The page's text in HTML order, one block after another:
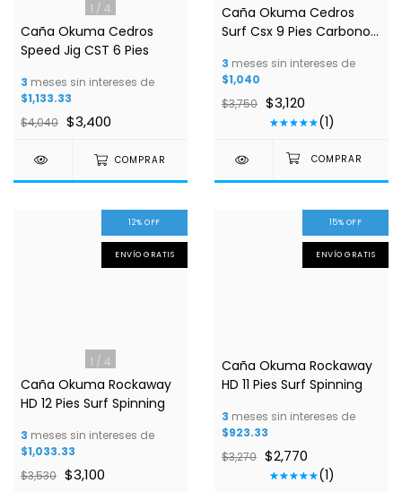
1 / 4
Caña Okuma Cedros
Speed Jig CST 6 Pies
3 meses sin intereses de
$1,133.33
$4,040 $3,400
COMPRAR
1/ 3
Caña Okuma Cedros
Surf Csx 9 Pies Carbono
3 meses sin intereses de
$1,040
$3,750 $3,120
(1)
1 / 4
12%OFF
ENVÍO GRATIS
Caña Okuma Rockaway
HD 12 Pies Surf Spinning
3 meses sin intereses de
$1,033.33
$3,530 $3,100
1/ 4
15% OFF
ENVÍO GRATIS
Caña Okuma Rockaway
HD 11 Pies Surf Spinning
3 meses sin intereses de
$923.33
$3,270 $2,770
(1)